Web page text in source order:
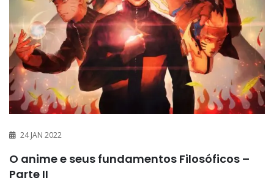
24 JAN 2022
O anime e seus fundamentos Filosóficos –
Parte II